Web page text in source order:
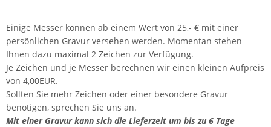
Einige Messer können ab einem Wert von 25,- € mit einer
persönlichen Gravur versehen werden. Momentan stehen
Ihnen dazu maximal 2 Zeichen zur Verfügung.
Je Zeichen und je Messer berechnen wir einen kleinen Aufpreis
von 4,00EUR.
Sollten Sie mehr Zeichen oder einer besondere Gravur
benötigen, sprechen Sie uns an.
Mit einer Gravur kann sich die Lieferzeit um bis zu 6 Tage